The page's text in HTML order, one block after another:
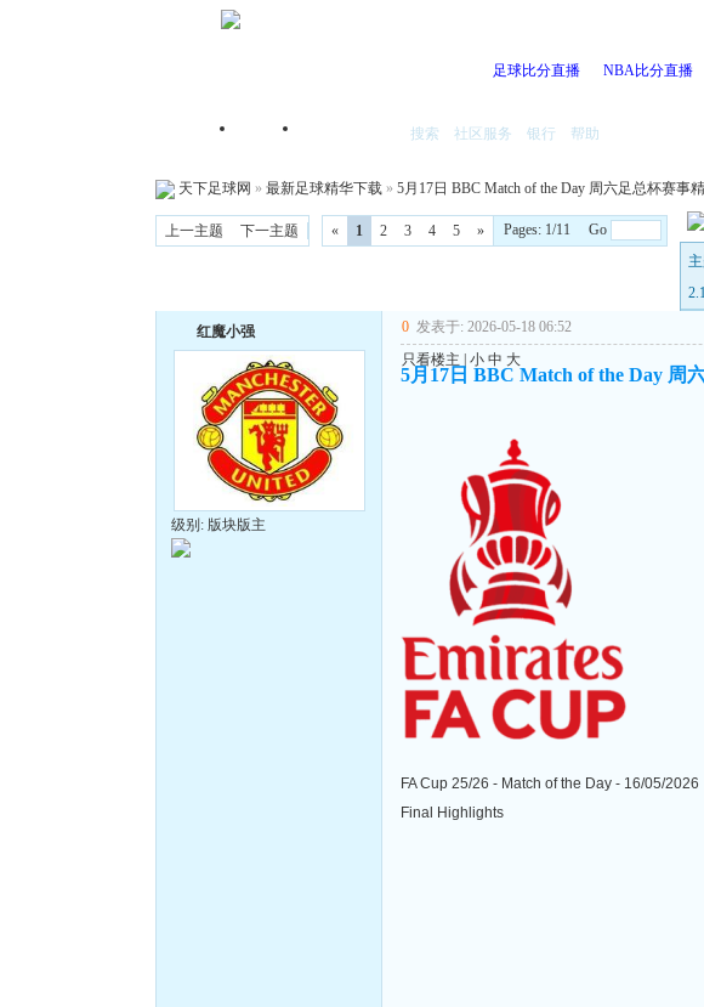
足球比分直播 NBA比分直播
首页 搜索 社区服务 银行 帮助
天下足球网 » 最新足球精华下载 » 5月17日 BBC Match of the Day 周六足总杯赛事
上一主题 下一主题 « 1 2 3 4 5 »
Pages: 1/11 Go
红魔小强
级别: 版块版主
0 发表于: 2026-05-18 06:52
只看楼主
小 中 大
5月17日 BBC Match of the Day 周
FA Cup 25/26 - Match of the Day - 16/05/2026
Final Highlights